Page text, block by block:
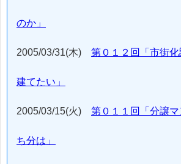
のか」
2005/03/31(木) 第０１２回「市街
建てたい」
2005/03/15(火) 第０１１回「分譲
ち分は」